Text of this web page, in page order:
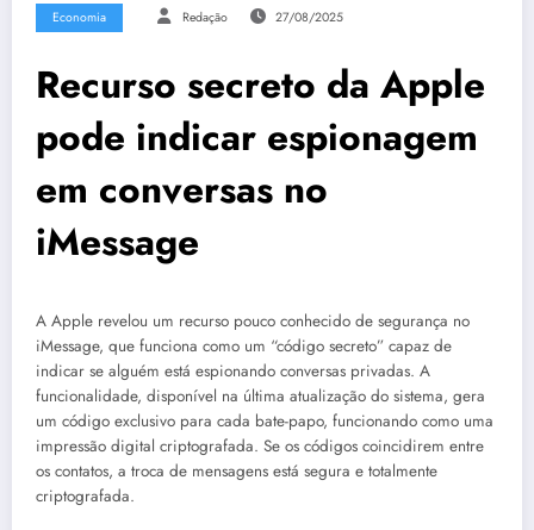
Economia Redação 27/08/2025
Recurso secreto da Apple
pode indicar espionagem
em conversas no
iMessage
A Apple revelou um recurso pouco conhecido de segurança no
iMessage, que funciona como um “código secreto” capaz de
indicar se alguém está espionando conversas privadas. A
funcionalidade, disponível na última atualização do sistema, gera
um código exclusivo para cada bate-papo, funcionando como uma
impressão digital criptografada. Se os códigos coincidirem entre
os contatos, a troca de mensagens está segura e totalmente
criptografada.